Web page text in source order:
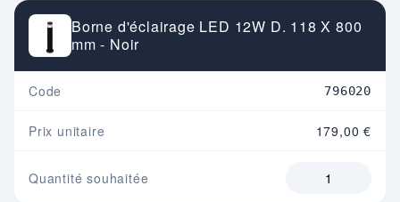
Borne d'éclairage LED 12W D. 118 X 800
mm - Noir
Code 796020
Prix unitaire 179,00 €
Quantité souhaitée